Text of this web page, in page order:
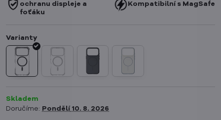
ochranu displeje a
foťáku
Kompatibilní s MagSafe
Skladem
Doručíme: Pondělí10. 8. 2026